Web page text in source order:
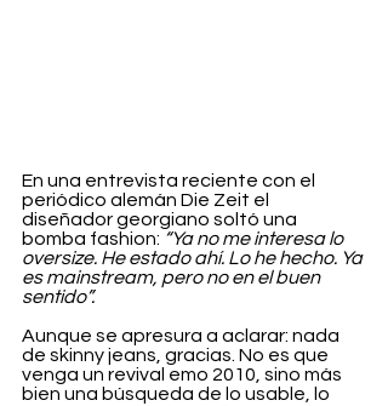
En una entrevista reciente con el
periódico alemán Die Zeit el
diseñador georgiano soltó una
bomba fashion: “Ya no me interesa lo
oversize. He estado ahí. Lo he hecho. Ya
es mainstream, pero no en el buen
sentido”.
Aunque se apresura a aclarar: nada
de skinny jeans, gracias. No es que
venga un revival emo 2010, sino más
bien una búsqueda de lo usable, lo